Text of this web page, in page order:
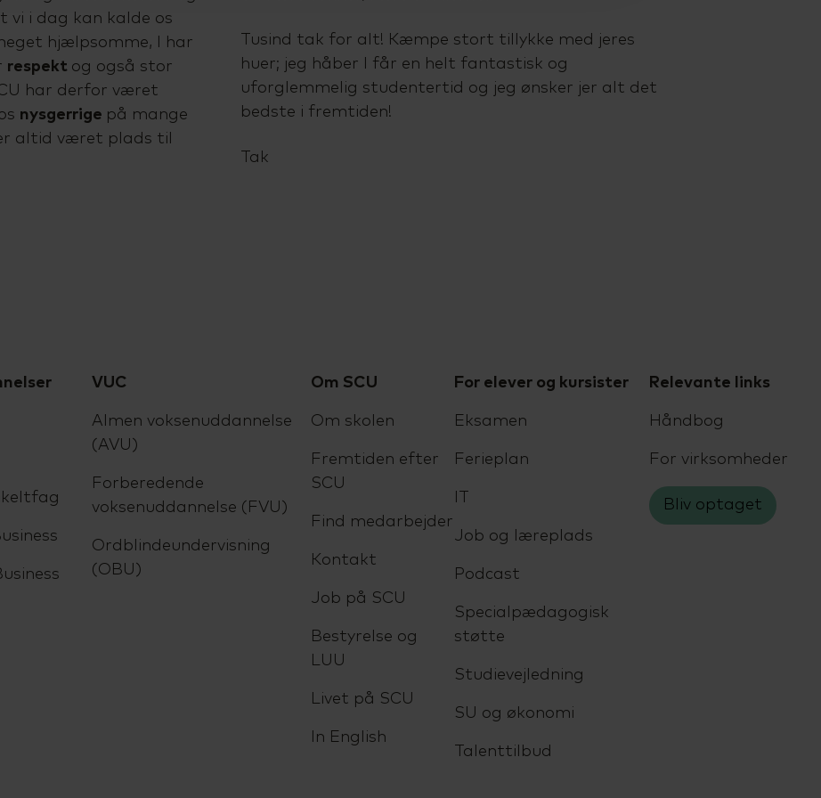
vi i dag kan kalde os
hjælpsomme, I har
respekt og også stor
har derfor været
nysgerrige på mange
altid været plads til
Tusind tak for alt! Kæmpe stort tillykke med jeres
huer; jeg håber I får en helt fantastisk og
uforglemmelig studentertid og jeg ønsker jer alt det
bedste i fremtiden!
Tak
VUC
Almen voksenuddannelse
(AVU)
Forberedende
voksenuddannelse (FVU)
Ordblindeundervisning
(OBU)
Om SCU
Om skolen
Fremtiden efter
SCU
Find medarbejder
Kontakt
Job på SCU
Bestyrelse og
LUU
Livet på SCU
In English
For elever og kursister
Eksamen
Ferieplan
Job og læreplads
Podcast
Specialpædagogisk
støtte
Studievejledning
SU og økonomi
Talenttilbud
Relevante links
Håndbog
For virksomheder
Bliv optaget